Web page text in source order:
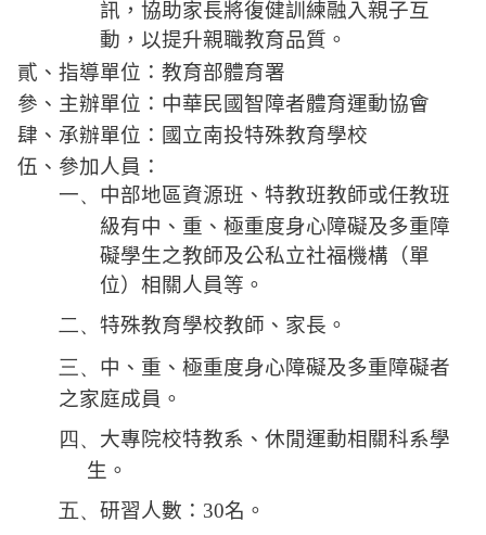
訊，協助家長將復健訓練融入親子互
動，以提升親職教育品質。
貳、指導單位：教育部體育署
參、主辦單位：中華民國智障者體育運動協會
肆、承辦單位：國立南投特殊教育學校
伍、參加人員：
一、 中部地區資源班、特教班教師或任教班
級有中、重、極重度身心障礙及多重障
礙學生之教師及公私立社福機構（單
位）相關人員等。
二、 特殊教育學校教師、家長。
三、 中、重、極重度身心障礙及多重障礙者
之家庭成員。
四、 大專院校特教系、休閒運動相關科系學
生。
五、 研習人數： 30名。